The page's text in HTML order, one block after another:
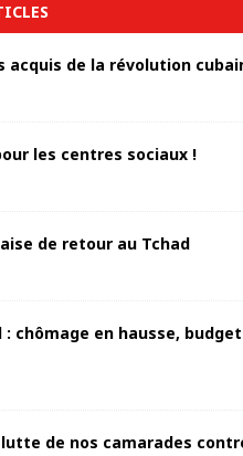
acquis de la révolution
les centres sociaux !
de retour au Tchad
: chômage en hausse,
de nos camarades